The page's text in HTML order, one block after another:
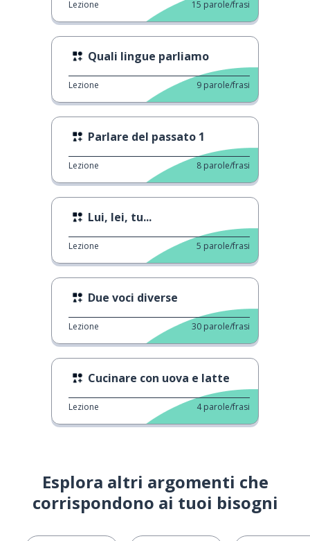
Lezione 15 parole/frasi
Quali lingue parliamo
Lezione 9 parole/frasi
Parlare del passato 1
Lezione 8 parole/frasi
Lui, lei, tu...
Lezione 5 parole/frasi
Due voci diverse
Lezione 30 parole/frasi
Cucinare con uova e latte
Lezione 4 parole/frasi
Esplora altri argomenti che
corrispondono ai tuoi bisogni